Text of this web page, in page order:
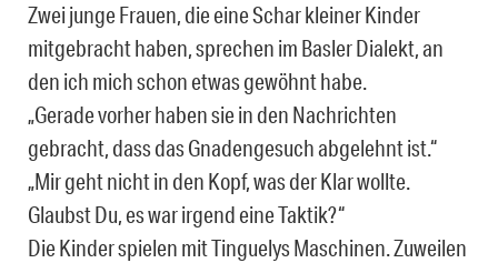
Zwei junge Frauen, die eine Schar kleiner Kinder
mitgebracht haben, sprechen im Basler Dialekt, an
den ich mich schon etwas gewöhnt habe.
„Gerade vorher haben sie in den Nachrichten
gebracht, dass das Gnadengesuch abgelehnt ist.“
„Mir geht nicht in den Kopf, was der Klar wollte.
Glaubst Du, es war irgend eine Taktik?“
Die Kinder spielen mit Tinguelys Maschinen. Zuweilen